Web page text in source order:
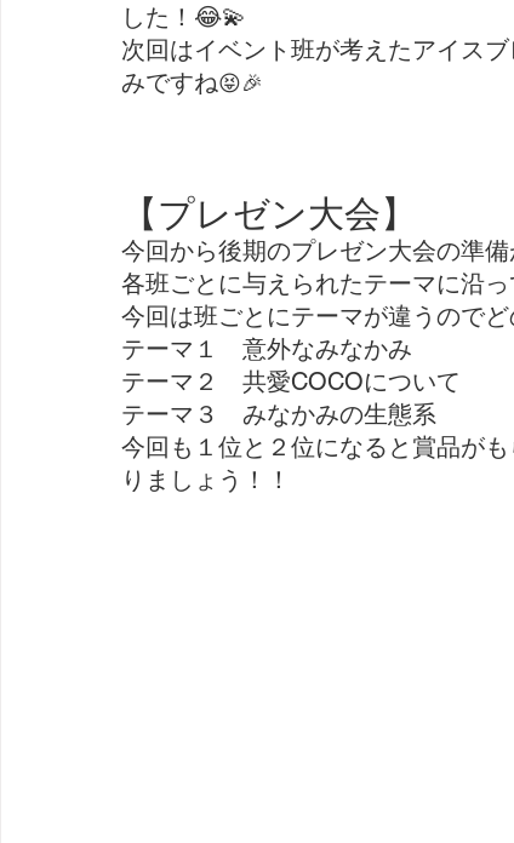
した！😂💫
次回はイベント班が考えたアイス
みですね😝🎉
【プレゼン大会】
今回から後期のプレゼン大会の準備
各班ごとに与えられたテーマに沿っ
今回は班ごとにテーマが違うので
テーマ１　意外なみなかみ
テーマ２　共愛COCOについて
テーマ３　みなかみの生態系
今回も１位と２位になると賞品が
りましょう！！